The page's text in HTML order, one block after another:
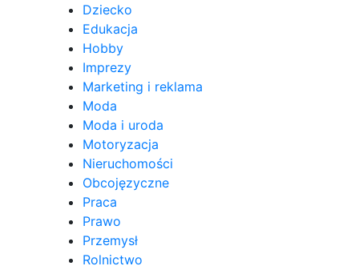
Dziecko
Edukacja
Hobby
Imprezy
Marketing i reklama
Moda
Moda i uroda
Motoryzacja
Nieruchomości
Obcojęzyczne
Praca
Prawo
Przemysł
Rolnictwo